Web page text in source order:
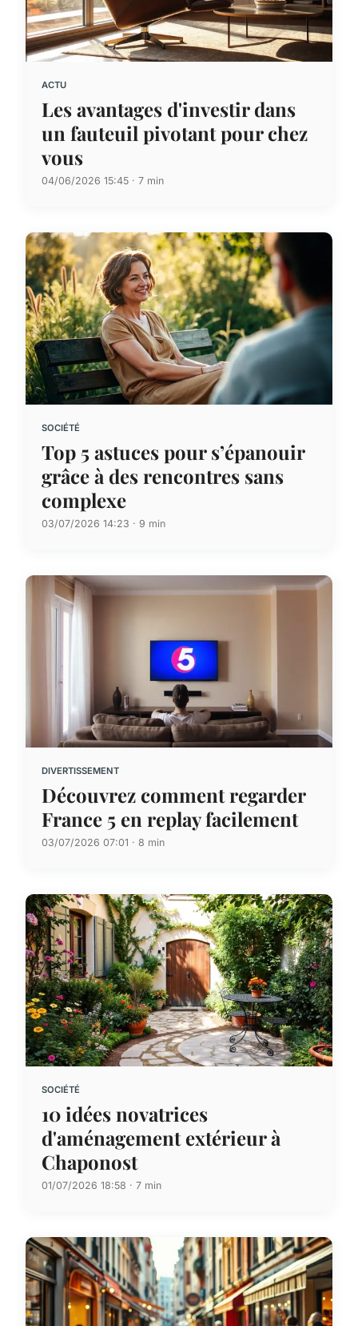
ACTU
Les avantages d'investir dans
un fauteuil pivotant pour chez
vous
04/06/2026 15:45 · 7 min
SOCIÉTÉ
Top 5 astuces pour s’épanouir
grâce à des rencontres sans
complexe
03/07/2026 14:23 · 9 min
DIVERTISSEMENT
Découvrez comment regarder
France 5 en replay facilement
03/07/2026 07:01 · 8 min
SOCIÉTÉ
10 idées novatrices
d'aménagement extérieur à
Chaponost
01/07/2026 18:58 · 7 min